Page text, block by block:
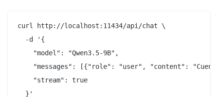
curl http://localhost:11434/api/chat \
  -d '{
    "model": "Qwen3.5-9B",
"messages": [{"role": "user", "content":
    "stream": true